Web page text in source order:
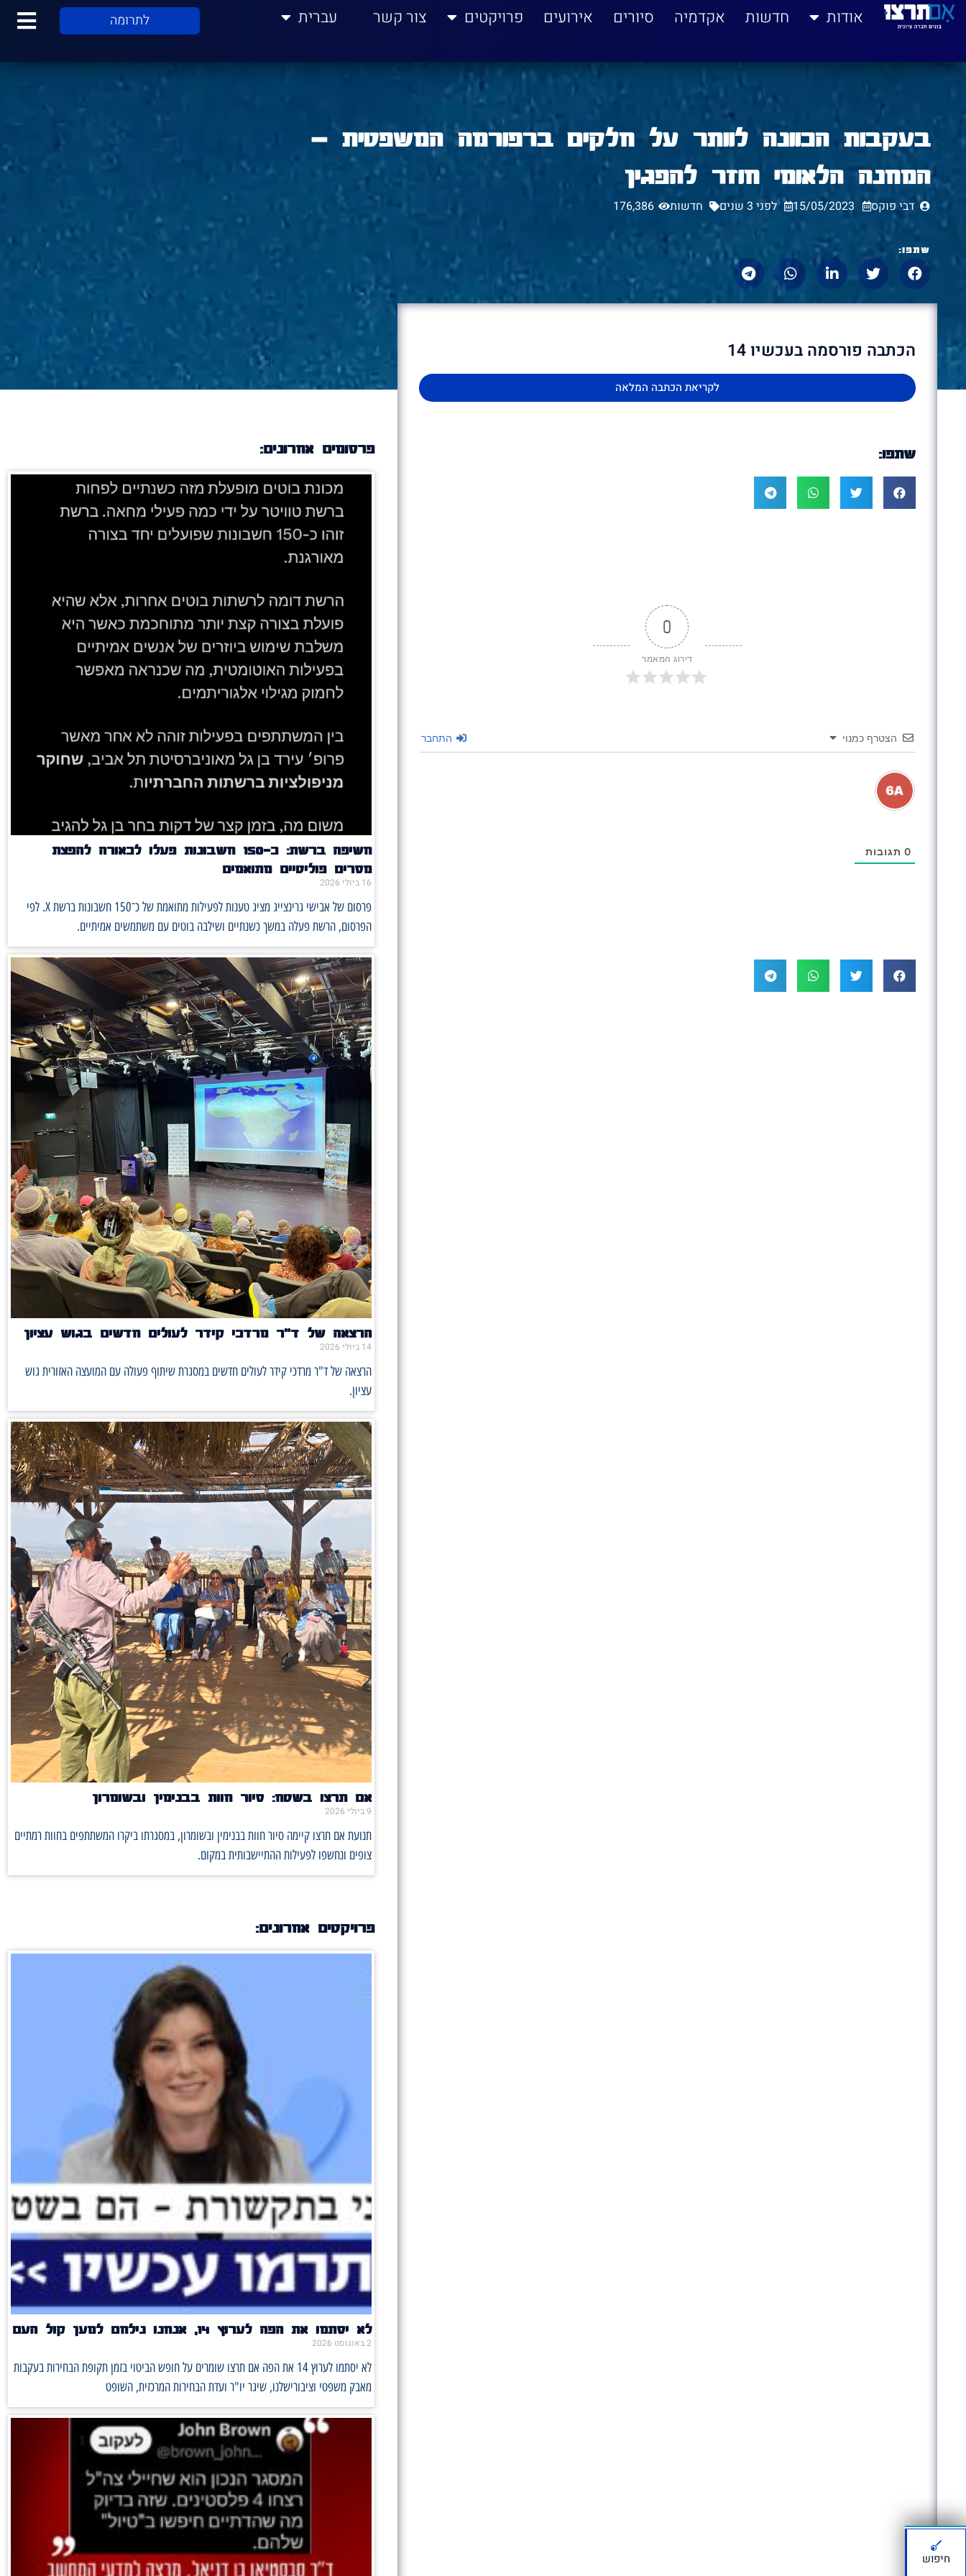
לתוכן אודות חדשות אקדמיה סיורים אירועים פרויקטים צור קשר עברית לתרומה
בעקבות הכוונה לוותר על חלקים ברפורמה המשפטית –
המחנה הלאומי חוזר להפגין
דבי פוקס 15/05/2023 לפני 3 שנים חדשות 176,386
שתפו:
הכתבה פורסמה בעכשיו 14
לקריאת הכתבה המלאה
שתפו:
0
דירוג המאמר
הצטרף כמנוי התחבר
0 תגובות
פרסומים אחרונים:
חשיפה ברשת: כ־150 חשבונות פעלו לכאורה להפצת
מסרים פוליטיים מתואמים
16 ביולי 2026
פרסום של אבישי גרינצייג מציג טענות לפעילות מתואמת של כ־150 חשבונות ברשת X. לפי
הפרסום, הרשת פעלה במשך כשנתיים ושילבה בוטים עם משתמשים אמיתיים.
הרצאה של ד"ר מרדכי קידר לעולים חדשים בגוש עציון
14 ביולי 2026
הרצאה של ד"ר מרדכי קידר לעולים חדשים במסגרת שיתוף פעולה עם המועצה האזורית גוש
עציון.
אם תרצו בשטח: סיור חוות בבנימין ובשומרון
9 ביולי 2026
תנועת אם תרצו קיימה סיור חוות בבנימין ובשומרון, במסגרתו ביקרו המשתתפים בחוות רמתיים
צופים ונחשפו לפעילות ההתיישבותית במקום.
פרויקטים אחרונים:
לא יסתמו את הפה לערוץ 14, אנחנו נילחם למען קול העם
2 באוגוסט 2026
לא יסתמו לערוץ 14 את הפה אם תרצו שומרים על חופש הביטוי בזמן תקופת הבחירות בעקבות
מאבק משפטי וציבורישלנו, שיגר יו"ר ועדת הבחירות המרכזית, השופט
חיפוש